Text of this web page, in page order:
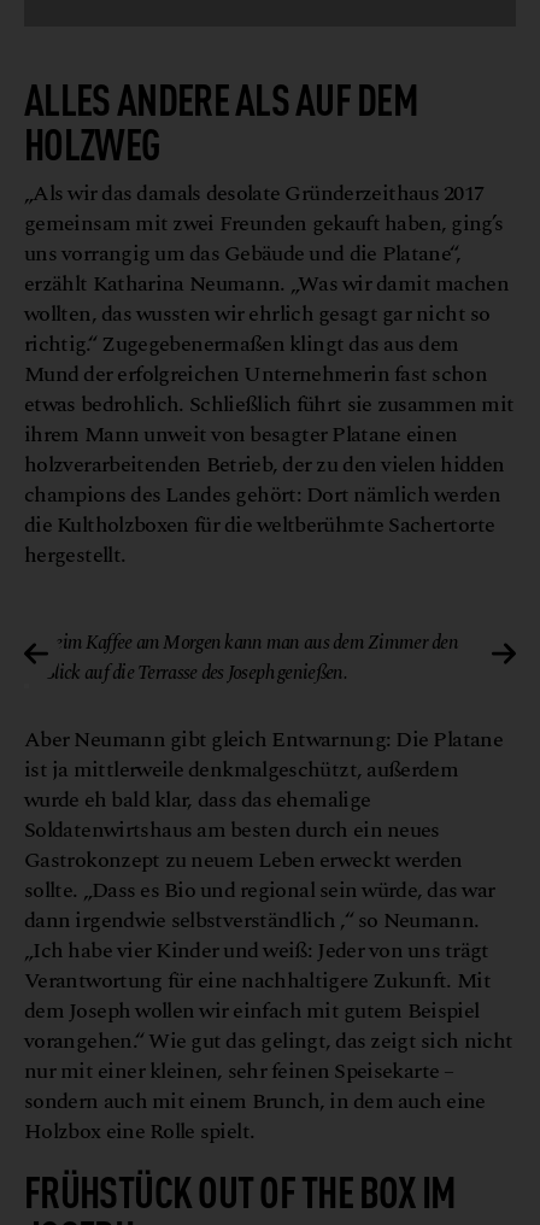
ALLES ANDERE ALS AUF DEM
HOLZWEG
„Als wir das damals desolate Gründerzeithaus 2017
gemeinsam mit zwei Freunden gekauft haben, ging’s
uns vorrangig um das Gebäude und die Platane“,
erzählt Katharina Neumann. „Was wir damit machen
wollten, das wussten wir ehrlich gesagt gar nicht so
richtig.“ Zugegebenermaßen klingt das aus dem
Mund der erfolgreichen Unternehmerin fast schon
etwas bedrohlich. Schließlich führt sie zusammen mit
ihrem Mann unweit von besagter Platane einen
holzverarbeitenden Betrieb, der zu den vielen hidden
champions des Landes gehört: Dort nämlich werden
die Kultholzboxen für die weltberühmte Sachertorte
hergestellt.
Beim Kaffee am Morgen kann man aus dem Zimmer den
Blick auf die Terrasse des Joseph genießen.
Aber Neumann gibt gleich Entwarnung: Die Platane
ist ja mittlerweile denkmalgeschützt, außerdem
wurde eh bald klar, dass das ehemalige
Soldatenwirtshaus am besten durch ein neues
Gastrokonzept zu neuem Leben erweckt werden
sollte. „Dass es Bio und regional sein würde, das war
dann irgendwie selbstverständlich ,“ so Neumann.
„Ich habe vier Kinder und weiß: Jeder von uns trägt
Verantwortung für eine nachhaltigere Zukunft. Mit
dem Joseph wollen wir einfach mit gutem Beispiel
vorangehen.“ Wie gut das gelingt, das zeigt sich nicht
nur mit einer kleinen, sehr feinen Speisekarte –
sondern auch mit einem Brunch, in dem auch eine
Holzbox eine Rolle spielt.
FRÜHSTÜCK OUT OF THE BOX IM